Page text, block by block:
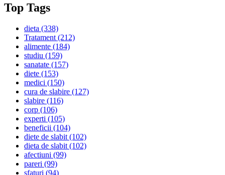
Top Tags
dieta (338)
Tratament(212)
alimente (184)
studiu (159)
sanatate (157)
diete (153)
medici (150)
cura de slabire (127)
slabire (116)
corp (106)
experti (105)
beneficii (104)
diete de slabit(102)
dieta de slabit(102)
afectiuni (99)
pareri (99)
sfaturi (94)